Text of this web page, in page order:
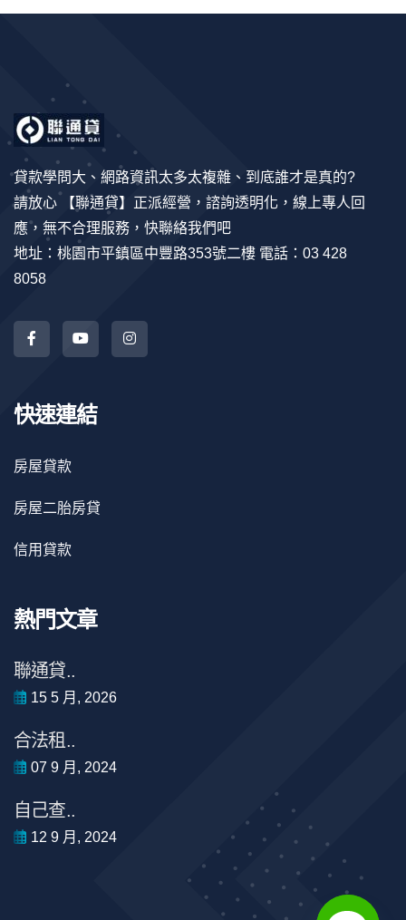
貸款學問大、網路資訊太多太複雜、到底誰才是真的?
請放心 【聯通貸】正派經營，諮詢透明化，線上專人回
應，無不合理服務，快聯絡我們吧
地址：桃園市平鎮區中豐路353號二樓 電話：03 428
8058
快速連結
房屋貸款
房屋二胎房貸
信用貸款
熱門文章
聯通貸..
15 5 月, 2026
合法租..
07 9 月, 2024
自己查..
12 9 月, 2024